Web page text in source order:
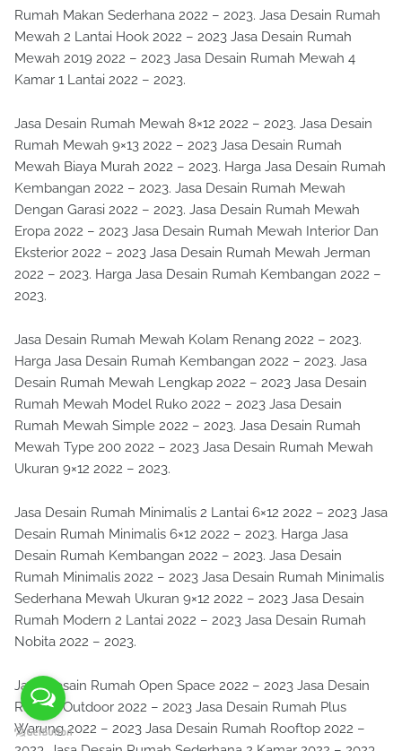
Desain Rumah Luas Tanah 7×12 2022 – 2023 Jasa Desain
Rumah Makan Sederhana 2022 – 2023. Jasa Desain Rumah
Mewah 2 Lantai Hook 2022 – 2023 Jasa Desain Rumah
Mewah 2019 2022 – 2023 Jasa Desain Rumah Mewah 4
Jasa Desain Rumah Mewah 8×12 2022 – 2023. Jasa Desain
Rumah Mewah 9×13 2022 – 2023 Jasa Desain Rumah
Mewah Biaya Murah 2022 – 2023. Harga Jasa Desain Rumah
Kembangan 2022 – 2023. Jasa Desain Rumah Mewah
Dengan Garasi 2022 – 2023. Jasa Desain Rumah Mewah
Eropa 2022 – 2023 Jasa Desain Rumah Mewah Interior Dan
Eksterior 2022 – 2023 Jasa Desain Rumah Mewah Jerman
2022 – 2023. Harga Jasa Desain Rumah Kembangan 2022 –
Jasa Desain Rumah Mewah Kolam Renang 2022 – 2023.
Harga Jasa Desain Rumah Kembangan 2022 – 2023. Jasa
Desain Rumah Mewah Lengkap 2022 – 2023 Jasa Desain
Rumah Mewah Model Ruko 2022 – 2023 Jasa Desain
Rumah Mewah Simple 2022 – 2023. Jasa Desain Rumah
Mewah Type 200 2022 – 2023 Jasa Desain Rumah Mewah
Jasa Desain Rumah Minimalis 2 Lantai 6×12 2022 – 2023 Jasa
Desain Rumah Minimalis 6×12 2022 – 2023. Harga Jasa
Desain Rumah Kembangan 2022 – 2023. Jasa Desain
Rumah Minimalis 2022 – 2023 Jasa Desain Rumah Minimalis
Sederhana Mewah Ukuran 9×12 2022 – 2023 Jasa Desain
Rumah Modern 2 Lantai 2022 – 2023 Jasa Desain Rumah
Jasa Desain Rumah Open Space 2022 – 2023 Jasa Desain
Rumah Outdoor 2022 – 2023 Jasa Desain Rumah Plus
Warung 2022 – 2023 Jasa Desain Rumah Rooftop 2022 –